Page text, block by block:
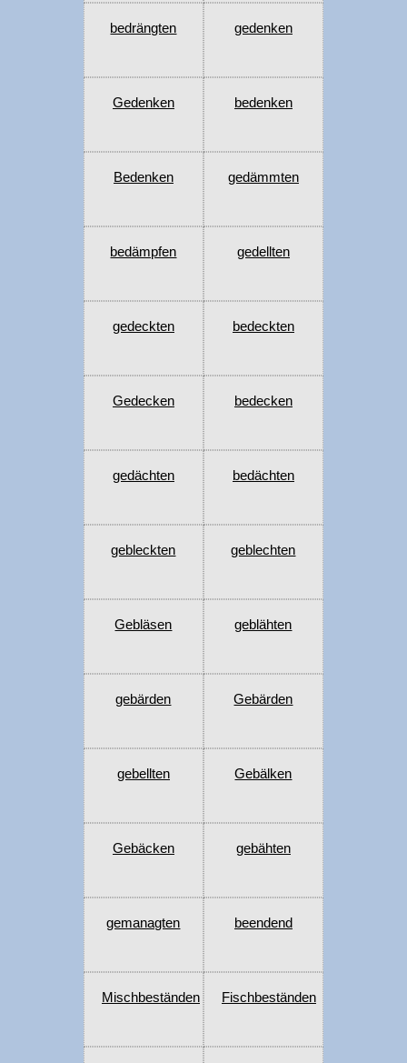
bedrängten gedenken
Gedenken bedenken
Bedenken gedämmten
bedämpfen gedellten
gedeckten bedeckten
Gedecken bedecken
gedächten bedächten
gebleckten geblechten
Gebläsen geblähten
gebärden Gebärden
gebellten Gebälken
Gebäcken gebähten
gemanagten beendend
Mischbeständen Fischbeständen